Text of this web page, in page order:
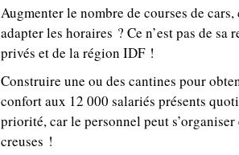
Augmenter le nombre de courses de
adapter les horaires ? Ce n’est pas de
privés et de la région IDF !
Construire une ou des cantines pour
confort aux 12 000 salariés présents
priorité, car le personnel peut
creuses !